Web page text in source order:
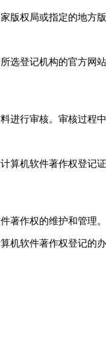
版权局或指定的地方
选登记机构的官方网
进行审核。审核过程
算机软件著作权登记
著作权的维护和管理
机软件著作权登记的